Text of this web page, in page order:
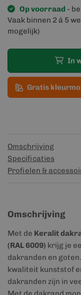
Op voorraad -
Vaak binnen 2 á 5
mogelijk)
In
Gratis
Omschrijving
Specificaties
Profielen &
Omschrijving
Met de Keralit
(RAL 6009) krijg je
dakranden en
kwaliteit kunststof
dakranden zijn in